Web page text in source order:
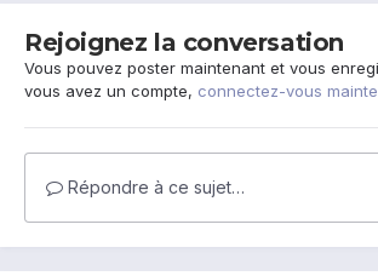
Rejoignez la conversation
Vous pouvez poster maintenant et vous
vous avez un compte, connectez-vous
Répondre à ce sujet…